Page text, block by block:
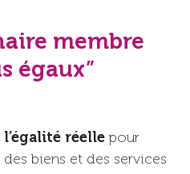
membre
égaux”
réelle pour
des biens et des services